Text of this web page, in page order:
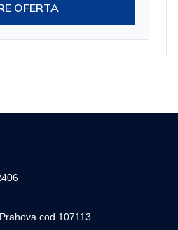
OFERTA
cod 107113